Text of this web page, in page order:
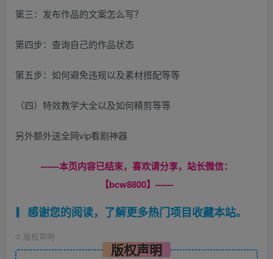
第三：发布作品的文案怎么写？
第四步：查询自己的作品状态
第五步：如何避免违规以及素材搭配等等
（四）特效教学大全以及如何精剪等等
另外额外送全网vip看剧神器
------本页内容已结束，喜欢请分享，站长微信：
【bcw8800】------
感谢您的阅读，了解更多热门项目收藏本站。
© 版权声明
版权声明